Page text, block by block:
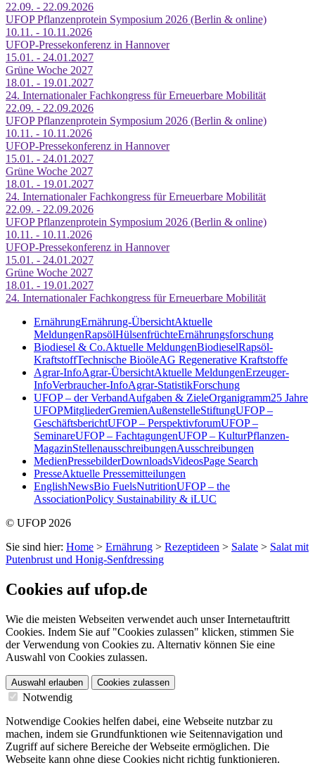
22.09. - 22.09.2026
UFOP Pflanzenprotein Symposium 2026 (Berlin & online)
10.11. - 10.11.2026
UFOP-Pressekonferenz in Hannover
15.01. - 24.01.2027
Grüne Woche 2027
18.01. - 19.01.2027
24. Internationaler Fachkongress für Erneuerbare Mobilität
22.09. - 22.09.2026
UFOP Pflanzenprotein Symposium 2026 (Berlin & online)
10.11. - 10.11.2026
UFOP-Pressekonferenz in Hannover
15.01. - 24.01.2027
Grüne Woche 2027
18.01. - 19.01.2027
24. Internationaler Fachkongress für Erneuerbare Mobilität
22.09. - 22.09.2026
UFOP Pflanzenprotein Symposium 2026 (Berlin & online)
10.11. - 10.11.2026
UFOP-Pressekonferenz in Hannover
15.01. - 24.01.2027
Grüne Woche 2027
18.01. - 19.01.2027
24. Internationaler Fachkongress für Erneuerbare Mobilität
ErnährungErnährung-ÜbersichtAktuelle
MeldungenRapsölHülsenfrüchteErnährungsforschung
Biodiesel & Co.Aktuelle MeldungenBiodieselRapsöl-
KraftstoffTechnische BioöleAG Regenerative Kraftstoffe
Agrar-InfoAgrar-ÜbersichtAktuelle MeldungenErzeuger-
InfoVerbraucher-InfoAgrar-StatistikForschung
UFOP – der VerbandAufgaben & ZieleOrganigramm25 Jahre
UFOPMitgliederGremienAußenstelleStiftungUFOP –
GeschäftsberichtUFOP – PerspektivforumUFOP –
SeminareUFOP – FachtagungenUFOP – KulturPflanzen-
MagazinStellenausschreibungenAusschreibungen
MedienPressebilderDownloadsVideosPage Search
PresseAktuelle Pressemitteilungen
EnglishNewsBio FuelsNutritionUFOP – the
AssociationPolicy Sustainability & iLUC
© UFOP 2026
Sie sind hier: Home > Ernährung > Rezeptideen > Salate > Salat mit
Putenbrust und Honig-Senfdressing
Cookies auf ufop.de
Wie die meisten Webseiten verwendet auch unser Internetauftritt
Cookies. Indem Sie auf "Cookies zulassen" klicken, stimmen Sie
der Verwendung von Cookies zu. Alternativ können Sie eine
Auswahl von Cookies zulassen.
Auswahl erlauben Cookies zulassen
Notwendig
Notwendige Cookies helfen dabei, eine Webseite nutzbar zu
machen, indem sie Grundfunktionen wie Seitennavigation und
Zugriff auf sichere Bereiche der Webseite ermöglichen. Die
Webseite kann ohne diese Cookies nicht richtig funktionieren.